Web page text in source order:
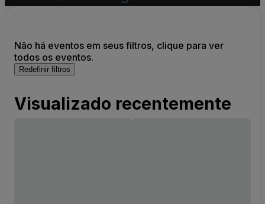
Não há eventos em seus filtros, clique para ver
todos os eventos.
Redefinir filtros
Visualizado recentemente